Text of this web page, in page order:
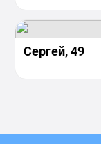
Сергей, 49